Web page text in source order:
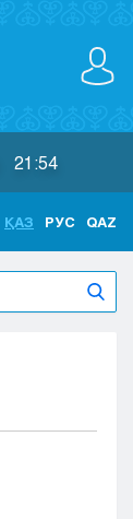
21:54
ҚАЗ РУС QAZ